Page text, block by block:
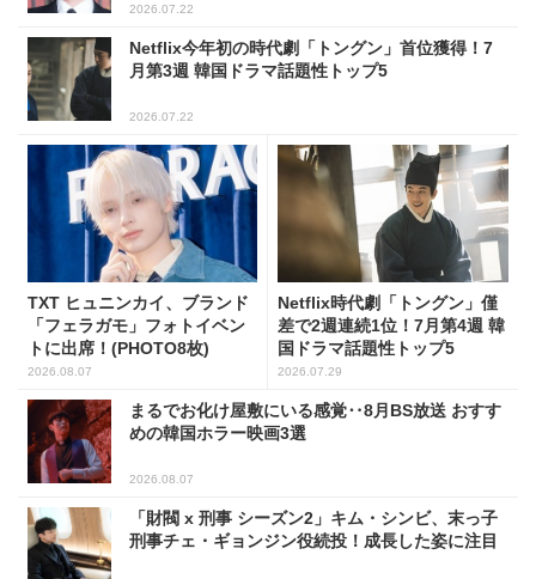
2026.07.22
Netflix今年初の時代劇「トングン」首位獲得！7
月第3週 韓国ドラマ話題性トップ5
2026.07.22
TXT ヒュニンカイ、ブランド
「フェラガモ」フォトイベン
トに出席！(PHOTO8枚)
2026.08.07
Netflix時代劇「トングン」僅
差で2週連続1位！7月第4週 韓
国ドラマ話題性トップ5
2026.07.29
まるでお化け屋敷にいる感覚‥8月BS放送 おすす
めの韓国ホラー映画3選
2026.08.07
「財閥 x 刑事 シーズン2」キム・シンビ、末っ子
刑事チェ・ギョンジン役続投！成長した姿に注目